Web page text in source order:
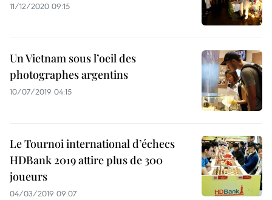
11/12/2020 09:15
Un Vietnam sous l’oeil des
photographes argentins
10/07/2019 04:15
Le Tournoi international d’échecs
HDBank 2019 attire plus de 300
joueurs
04/03/2019 09:07